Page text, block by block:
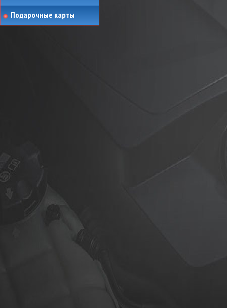
Подарочные карты